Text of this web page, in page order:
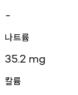
-
나트륨
35.2 mg
칼륨